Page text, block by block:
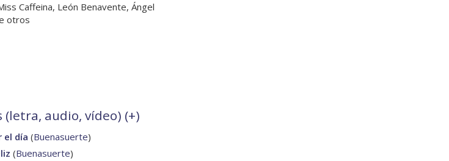
Caffeina, León Benavente, Ángel
otros
(letra, audio, vídeo) (+)
el día (Buenasuerte)
(Buenasuerte)